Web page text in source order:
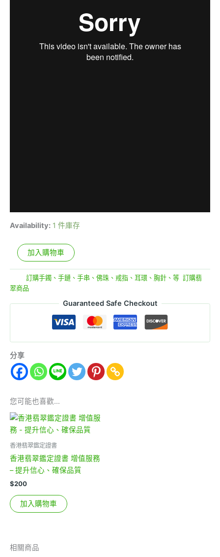
Availability: 1 件庫存
加入購物車
訂購手鐲、手鏈、手串、佛珠、戒指、耳環、胸針、等 訂購翡
翠商品
Guaranteed Safe Checkout
分享
您可能也喜歡…
香港翡翠鑑定證書
香港翡翠鑑定證書 增值服務
– 提升信心、確保品質
$200
加入購物車
相關商品